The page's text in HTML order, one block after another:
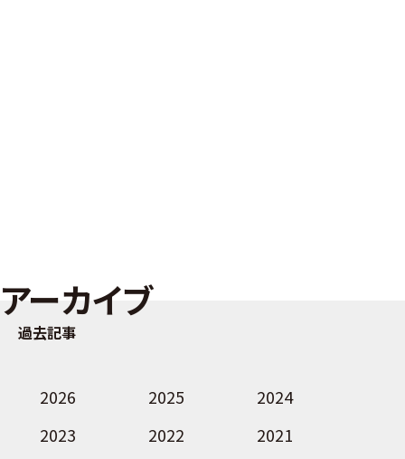
アーカイブ
過去記事
2026 2025
2024
2023
2022
2021